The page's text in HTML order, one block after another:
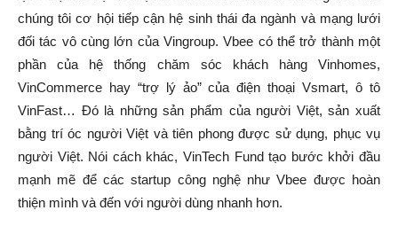
chúng tôi cơ hội tiếp cận hệ sinh thái đa ngành và mạng lưới
đối tác vô cùng lớn của Vingroup. Vbee có thể trở thành một
phần của hệ thống chăm sóc khách hàng Vinhomes,
VinCommerce hay “trợ lý ảo” của điện thoại Vsmart, ô tô
VinFast… Đó là những sản phẩm của người Việt, sản xuất
bằng trí óc người Việt và tiên phong được sử dụng, phục vụ
người Việt. Nói cách khác, VinTech Fund tạo bước khởi đầu
mạnh mẽ để các startup công nghệ như Vbee được hoàn
thiện mình và đến với người dùng nhanh hơn.